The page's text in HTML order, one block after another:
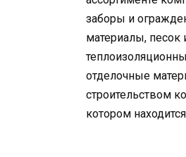
заборы и
материалы, песок
отделочные
строительством
котором